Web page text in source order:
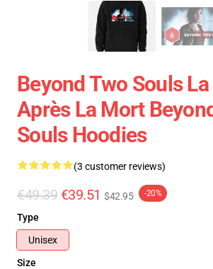
Beyond Two Souls
Après La Mort
Souls Hoodies
(3 customer reviews)
€49.39 €39.51 $42.95 -20%
Type
Unisex
Size